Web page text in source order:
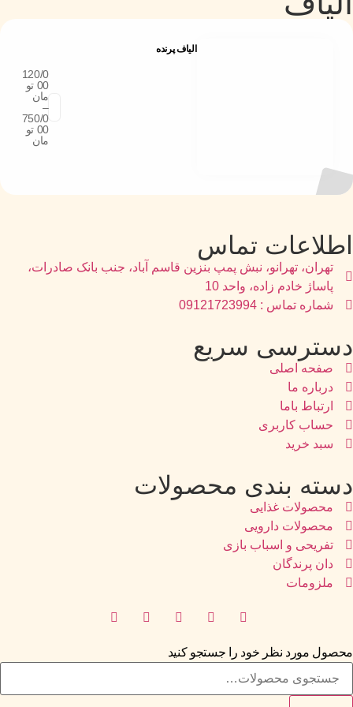
الیاف پرنده
120/0
00 تو
مان
–
750/0
00 تو
مان
اطلاعات تماس
تهران، تهرانو، نبش پمپ بنزین قاسم آباد، جنب بانک صادرات،
پاساژ خادم زاده، واحد 10
شماره تماس : 09121723994
دسترسی سریع
صفحه اصلی
درباره ما
ارتباط باما
حساب کاربری
سبد خرید
دسته بندی محصولات
محصولات غذایی
محصولات دارویی
تفریحی و اسباب بازی
دان پرندگان
ملزومات
محصول مورد نظر خود را جستجو کنید